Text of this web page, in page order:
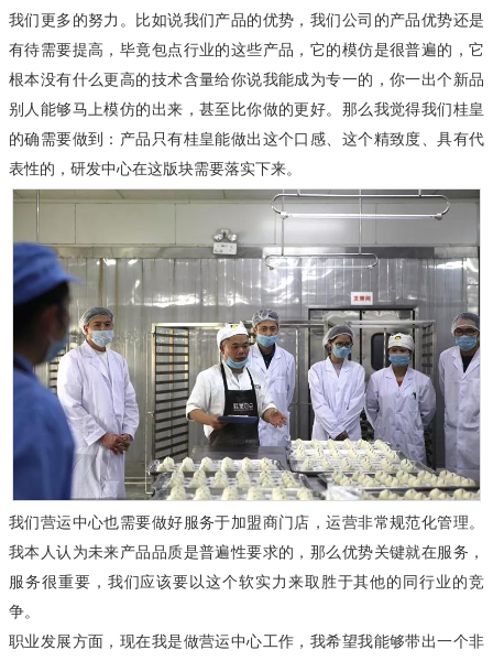
我们更多的努力。比如说我们产品的优势，我们公司的产品优势还是
有待需要提高，毕竟包点行业的这些产品，它的模仿是很普遍的，它
根本没有什么更高的技术含量给你说我能成为专一的，你一出个新品
别人能够马上模仿的出来，甚至比你做的更好。那么我觉得我们桂皇
的确需要做到： 产品只有桂皇能做出这个口感、这个精致度、具有代
表性的，研发中心在这版块需要落实下来。
我们营运中心也需要做好服务于加盟商门店，运营非常规范化管理。
我本人认为未来产品品质是普遍性要求的，那么优势关键就在服务，
服务很重要，我们应该要以这个软实力来取胜于其他的同行业的竞
争。
职业发展方面，现在我是做营运中心工作，我希望我能够带出一个非